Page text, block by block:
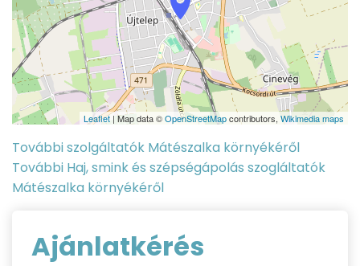
Leaflet| Map data ©OpenStreetMapcontributors, Wikimedia maps
További szolgáltatók Mátészalka környékéről
További Haj, smink és szépségápolás szogláltatók
Mátészalka környékéről
Ajánlatkérés